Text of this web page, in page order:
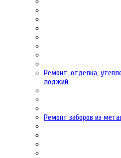
Ремонт, отделка,
лоджий
Ремонт заборов из